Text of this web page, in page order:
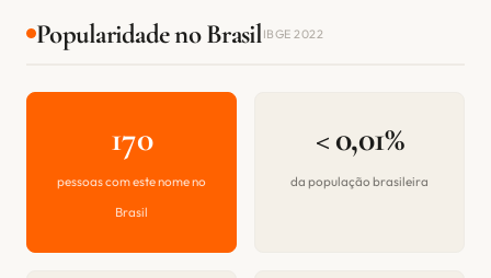
Popularidade no BrasilIBGE 2022
170
pessoas com este nome no
Brasil
< 0,01%
da população brasileira